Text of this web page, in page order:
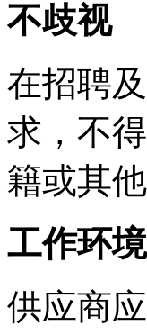
不歧视
在招聘
求，不
籍或其
工作环境
供应商